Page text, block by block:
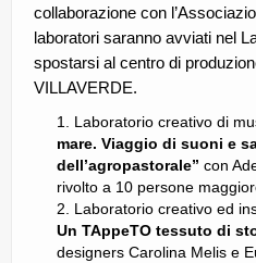
collaborazione con
laboratori saranno avviati nel
spostarsi al centro di
VILLAVERDE.
Laboratorio creativo di
mare. Viaggio di suoni e
dell’agropastorale” con
rivolto a 10 persone
Laboratorio creativo ed
Un TAppeTO tessuto di
designers Carolina Melis e